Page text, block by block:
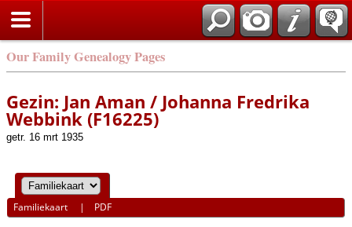
Our Family Genealogy Pages
Gezin: Jan Aman / Johanna Fredrika
Webbink (F16225)
getr. 16 mrt 1935
Familiekaart | PDF